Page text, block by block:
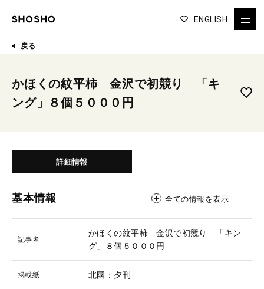
ENGLISH
戻る
かほくの紋平柿 金沢で初競り 「キ
ング」８個５０００円
詳細情報
基本情報 全ての情報を表示
記事名
かほくの紋平柿 金沢で初競り 「キン
グ」８個５０００円
掲載紙 北國：夕刊